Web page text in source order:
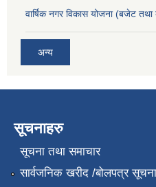
वार्षिक नगर विकास योजना (बजेट
अन्य
सूचनाहरु
सूचना तथा समाचार
सार्वजनिक खरीद /बोलपत्र सूचना